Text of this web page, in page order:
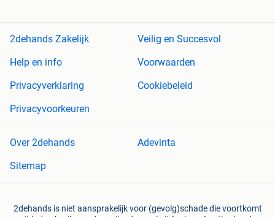
2dehands Zakelijk
Veilig en Succesvol
Help en info
Voorwaarden
Privacyverklaring
Cookiebeleid
Privacyvoorkeuren
Over 2dehands
Adevinta
Sitemap
2dehands is niet aansprakelijk voor (gevolg)schade die voortkomt